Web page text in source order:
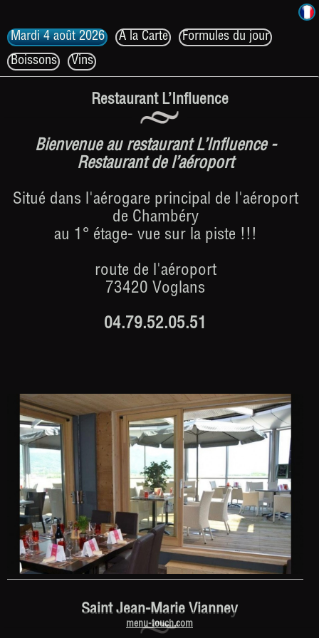
Mardi 4 août 2026 A la Carte
Formules du jour
Boissons
Vins
Restaurant L’Influence
Bienvenue au restaurant L’Influence -
Restaurant de l’aéroport
Situé dans l'aérogare principal de l'aéroport
de Chambéry
au 1° étage- vue sur la piste !!!
route de l'aéroport
73420 Voglans
04.79.52.05.51
Saint Jean-Marie Vianney
menu-touch.com